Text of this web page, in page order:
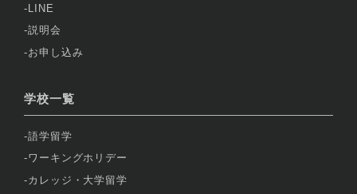
LINE
説明会
お申し込み
学校一覧
語学留学
ワーキングホリデー
カレッジ・大学留学